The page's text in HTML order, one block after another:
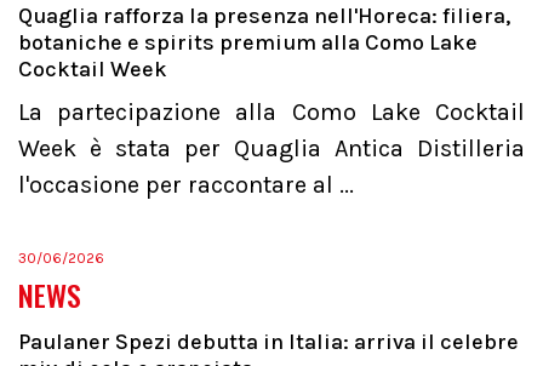
Quaglia rafforza la presenza nell'Horeca: filiera,
botaniche e spirits premium alla Como Lake
Cocktail Week
La partecipazione alla Como Lake Cocktail
Week è stata per Quaglia Antica Distilleria
l'occasione per raccontare al ...
30/06/2026
NEWS
Paulaner Spezi debutta in Italia: arriva il celebre